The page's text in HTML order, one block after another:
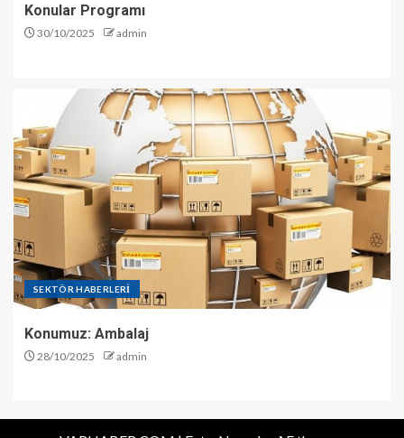
Konular Programı
30/10/2025 admin
SEKTÖR HABERLERİ
Konumuz: Ambalaj
28/10/2025 admin